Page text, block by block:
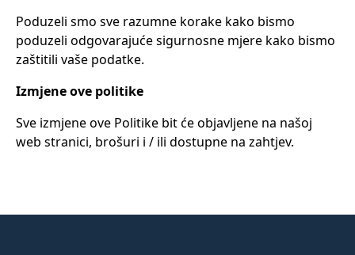
Poduzeli smo sve razumne korake kako bismo
poduzeli odgovarajuće sigurnosne mjere kako bismo
zaštitili vaše podatke.
Izmjene ove politike
Sve izmjene ove Politike bit će objavljene na našoj
web stranici, brošuri i / ili dostupne na zahtjev.